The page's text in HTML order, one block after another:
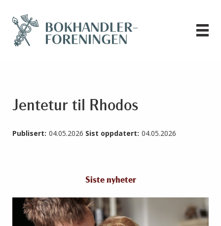
Jentetur til Rhodos
Publisert: 04.05.2026 Sist oppdatert: 04.05.2026
Siste nyheter